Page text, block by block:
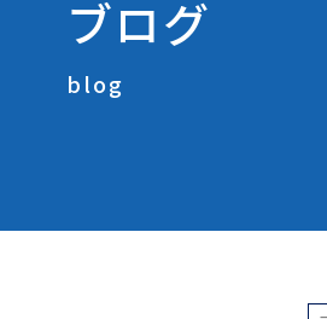
ブログ
blog